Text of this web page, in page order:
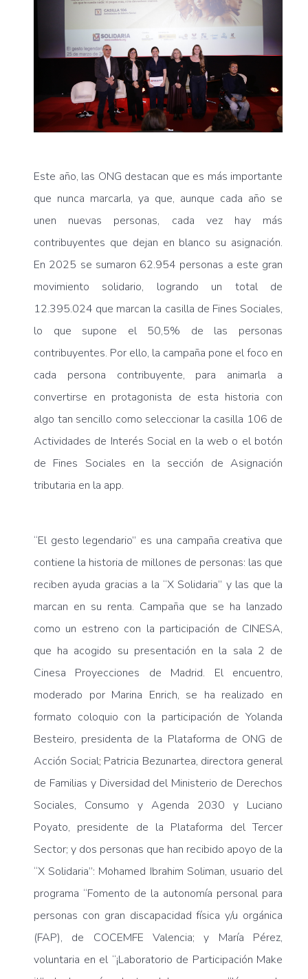
Este año, las ONG destacan que es más importante
que nunca marcarla, ya que, aunque cada año se
unen nuevas personas, cada vez hay más
contribuyentes que dejan en blanco su asignación.
En 2025 se sumaron 62.954 personas a este gran
movimiento solidario, logrando un total de
12.395.024 que marcan la casilla de Fines Sociales,
lo que supone el 50,5% de las personas
contribuyentes. Por ello, la campaña pone el foco en
cada persona contribuyente, para animarla a
convertirse en protagonista de esta historia con
algo tan sencillo como seleccionar la casilla 106 de
Actividades de Interés Social en la web o el botón
de Fines Sociales en la sección de Asignación
tributaria en la app.
“El gesto legendario” es una campaña creativa que
contiene la historia de millones de personas: las que
reciben ayuda gracias a la “X Solidaria” y las que la
marcan en su renta. Campaña que se ha lanzado
como un estreno con la participación de CINESA,
que ha acogido su presentación en la sala 2 de
Cinesa Proyecciones de Madrid. El encuentro,
moderado por Marina Enrich, se ha realizado en
formato coloquio con la participación de Yolanda
Besteiro, presidenta de la Plataforma de ONG de
Acción Social; Patricia Bezunartea, directora general
de Familias y Diversidad del Ministerio de Derechos
Sociales, Consumo y Agenda 2030 y Luciano
Poyato, presidente de la Plataforma del Tercer
Sector; y dos personas que han recibido apoyo de la
“X Solidaria”: Mohamed Ibrahim Soliman, usuario del
programa “Fomento de la autonomía personal para
personas con gran discapacidad física y/u orgánica
(FAP), de COCEMFE Valencia; y María Pérez,
voluntaria en el “¡Laboratorio de Participación Make